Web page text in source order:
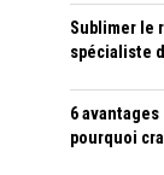
Sublimer le
spécialiste
6
pourquoi